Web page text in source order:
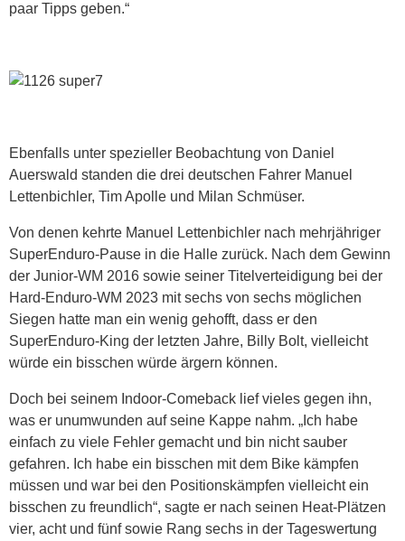
paar Tipps geben.“
Ebenfalls unter spezieller Beobachtung von Daniel
Auerswald standen die drei deutschen Fahrer Manuel
Lettenbichler, Tim Apolle und Milan Schmüser.
Von denen kehrte Manuel Lettenbichler nach mehrjähriger
SuperEnduro-Pause in die Halle zurück. Nach dem Gewinn
der Junior-WM 2016 sowie seiner Titelverteidigung bei der
Hard-Enduro-WM 2023 mit sechs von sechs möglichen
Siegen hatte man ein wenig gehofft, dass er den
SuperEnduro-King der letzten Jahre, Billy Bolt, vielleicht
würde ein bisschen würde ärgern können.
Doch bei seinem Indoor-Comeback lief vieles gegen ihn,
was er unumwunden auf seine Kappe nahm. „Ich habe
einfach zu viele Fehler gemacht und bin nicht sauber
gefahren. Ich habe ein bisschen mit dem Bike kämpfen
müssen und war bei den Positionskämpfen vielleicht ein
bisschen zu freundlich“, sagte er nach seinen Heat-Plätzen
vier, acht und fünf sowie Rang sechs in der Tageswertung